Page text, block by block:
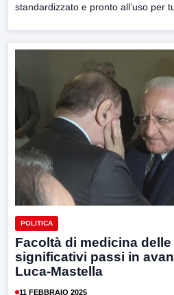
standardizzato e pronto all’uso per
POLITICA
Facoltà di medicina delle
significativi passi in
Luca-Mastella
11 FEBBRAIO 2025